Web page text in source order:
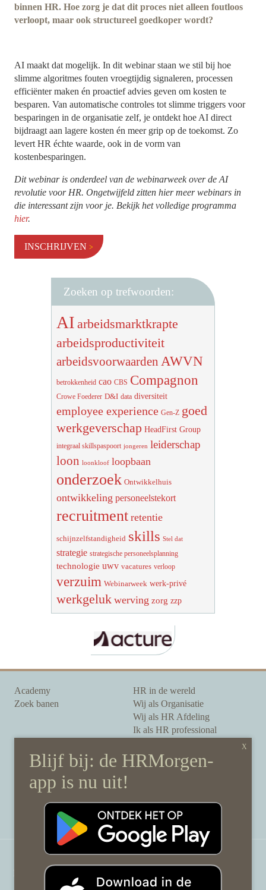
binnen HR. Hoe zorg je dat dit proces niet alleen foutloos
verloopt, maar ook structureel goedkoper wordt?
AI maakt dat mogelijk. In dit webinar staan we stil bij hoe
slimme algoritmes fouten vroegtijdig signaleren, processen
efficiënter maken én proactief advies geven om kosten te
besparen. Van automatische controles tot slimme triggers voor
besparingen in de organisatie zelf, je ontdekt hoe AI direct
bijdraagt aan lagere kosten én meer grip op de toekomst. Zo
levert HR échte waarde, ook in de vorm van
kostenbesparingen.
Dit webinar is onderdeel van de webinarweek over de AI
revolutie voor HR. Ongetwijfeld zitten hier meer webinars in
die interessant zijn voor je. Bekijk het volledige programma
hier.
INSCHRIJVEN
Zoeken op trefwoorden:
AI arbeidsmarktkrapte
arbeidsproductiviteit
arbeidsvoorwaarden AWVN
betrokkenheid cao CBS Compagnon
Crowe Foederer D&I data diversiteit
employee experience Gen-Z goed
werkgeverschap HeadFirst Group
integraal skillspaspoort jongeren leiderschap
loon loonkloof loopbaan
onderzoek Ontwikkelhuis
ontwikkeling personeelstekort
recruitment retentie
schijnzelfstandigheid skills Stel dat
strategie strategische personeelsplanning
technologie uwv vacatures verloop
verzuim Webinarweek werk-privé
werkgeluk werving zorg zzp
Academy
Zoek banen
HR in de wereld
Wij als Organisatie
Wij als HR Afdeling
Ik als HR professional
Onze auteurs
Onze partners
Sponsoring
Over HRMorgen
Disclaimer & gedragscode
HRMorgen.nl